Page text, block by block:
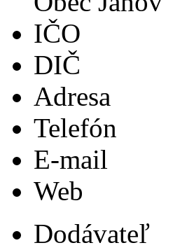
IČO
DIČ
Adresa
Telefón
E-mail
Web
Dodávateľ